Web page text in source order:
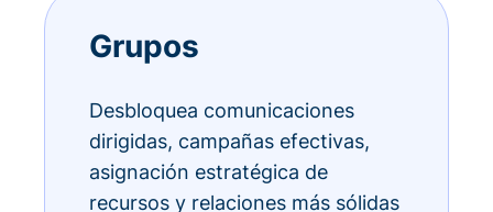
Grupos
Desbloquea comunicaciones
dirigidas, campañas efectivas,
asignación estratégica de
recursos y relaciones más sólidas